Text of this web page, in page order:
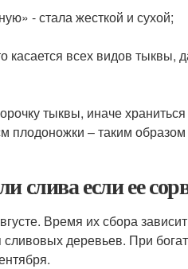
- стала жесткой и сухой;
всех видов тыквы,
тыквы, иначе
плодоножки – таким
слива если ее
Время их сбора
сливовых деревьев. При